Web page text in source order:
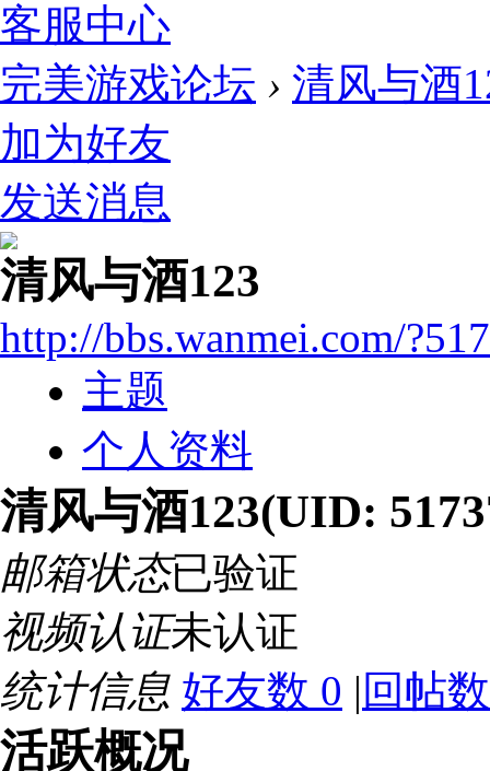
客服中心
完美游戏论坛 › 清风与酒
加为好友
发送消息
清风与酒123
http://bbs.wanmei.com/
主题
个人资料
清风与酒123(UID:
邮箱状态已验证
视频认证未认证
统计信息 好友数 0 | 回帖
活跃概况